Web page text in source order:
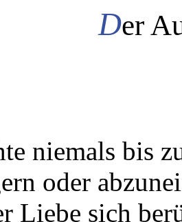
Der
niemals bis
oder
Liebe sich